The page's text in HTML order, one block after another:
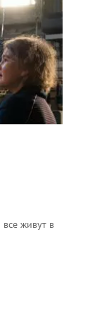
живут в